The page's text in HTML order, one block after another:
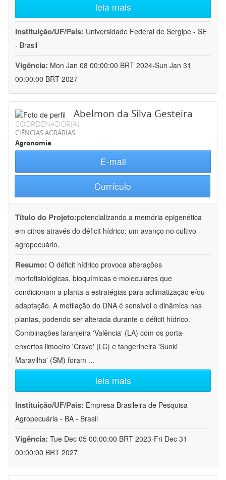
leia mais
Instituição/UF/País: Universidade Federal de Sergipe - SE
- Brasil
Vigência: Mon Jan 08 00:00:00 BRT 2024-Sun Jan 31
00:00:00 BRT 2027
Abelmon da Silva Gesteira
COORDENADOR(A)
CIÊNCIAS AGRÁRIAS
Agronomia
E-mail
Currículo
Título do Projeto:potencializando a memória epigenética
em citros através do déficit hídrico: um avanço no cultivo
agropecuário.
Resumo: O déficit hídrico provoca alterações
morfofisiológicas, bioquímicas e moleculares que
condicionam a planta a estratégias para aclimatização e/ou
adaptação. A metilação do DNA é sensível e dinâmica nas
plantas, podendo ser alterada durante o déficit hídrico.
Combinações laranjeira 'Valência' (LA) com os porta-
enxertos limoeiro 'Cravo' (LC) e tangerineira 'Sunki
Maravilha' (SM) foram ...
leia mais
Instituição/UF/País: Empresa Brasileira de Pesquisa
Agropecuária - BA - Brasil
Vigência: Tue Dec 05 00:00:00 BRT 2023-Fri Dec 31
00:00:00 BRT 2027